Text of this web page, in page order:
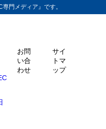
門メディア』です。
お問
い合
わせ
サイ
トマ
ップ